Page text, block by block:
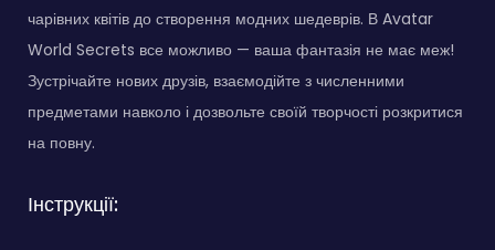
чарівних квітів до створення модних шедеврів. В Avatar
World Secrets все можливо — ваша фантазія не має меж!
Зустрічайте нових друзів, взаємодійте з численними
предметами навколо і дозвольте своїй творчості розкритися
на повну.
Інструкції: